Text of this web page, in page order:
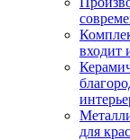
входит
для